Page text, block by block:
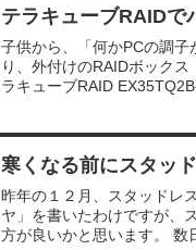
テラキューブRAIDで
子供から、「何かPCの調
り、外付けのRAIDボック
ラキューブRAID
寒くなる前にスタッ
昨年の１２月、スタッドレ
ヤ」を書いたわけですが、
方が良いかと思います。 数